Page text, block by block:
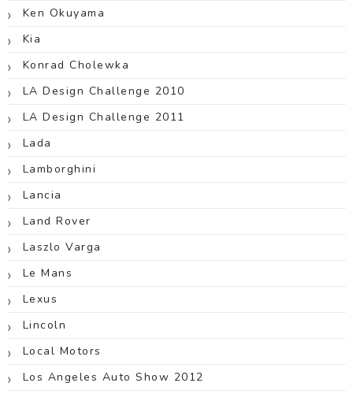
Ken Okuyama
Kia
Konrad Cholewka
LA Design Challenge 2010
LA Design Challenge 2011
Lada
Lamborghini
Lancia
Land Rover
Laszlo Varga
Le Mans
Lexus
Lincoln
Local Motors
Los Angeles Auto Show 2012